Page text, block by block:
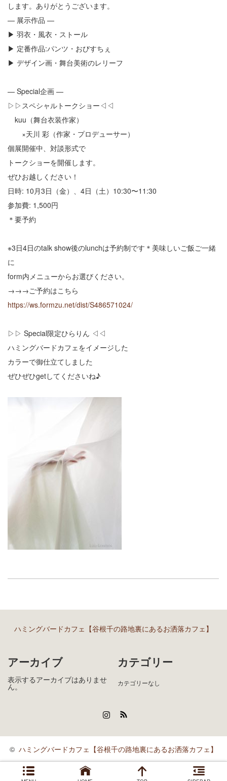
します。ありがとうございます。
— 展示作品 —
▶︎ 羽衣・風衣・ストール
▶︎ 定番作品:パンツ・おびすちぇ
▶︎ デザイン画・舞台美術のレリーフ
— Special企画 —
▷▷スペシャルトークショー◁◁
kuu（舞台衣装作家）
×天川 彩（作家・プロデューサー）
個展開催中、対談形式で
トークショーを開催します。
ぜひお越しください！
日時: 10月3日（金）、4日（土）10:30〜11:30
参加費: 1,500円
＊要予約
※3日4日のtalk show後のlunchは予約制です＊美味しいご飯ご一緒
に
form内メニューからお選びください。
→→→ご予約はこちら
https://ws.formzu.net/dist/S486571024/
▷▷ Special限定ひらりん ◁◁
ハミングバードカフェをイメージした
カラーで御仕立てしました
ぜひぜひgetしてくださいね♪
ハミングバードカフェ【谷根千の路地裏にあるお洒落カフェ】
アーカイブ
表示するアーカイブはありませ
ん。
カテゴリー
カテゴリーなし
© ハミングバードカフェ【谷根千の路地裏にあるお洒落カフェ】